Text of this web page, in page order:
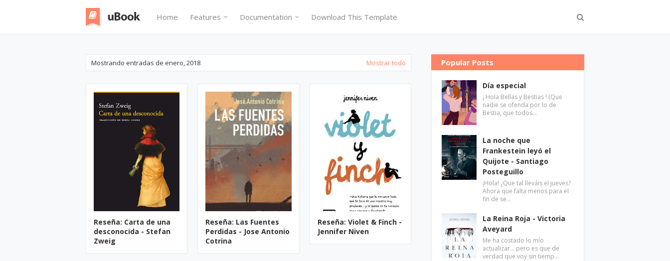
Home Features Documentation Download This Template
Mostrando entradas de enero, 2018 Mostrar todo
Reseña: Carta de una
desconocida - Stefan
Zweig
Reseña: Las Fuentes
Perdidas - Jose Antonio
Cotrina
Reseña: Violet & Finch -
Jennifer Niven
Popular Posts
Día especial
¡ Hola Bellas y Bestias ! (Que
nadie se ofenda por lo de
Bestia, que todos…
La noche que
Frankestein leyó el
Quijote - Santiago
Posteguillo
¡Hola! ¿Que tal lleváis el jueves?
Ahora que falta menos para el
fin de se…
La Reina Roja - Victoria
Aveyard
Me ha costado lo mío
actualizar... pero es que de
verdad que voy sin tiemp…